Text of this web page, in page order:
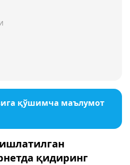
қўшимча маълумот
қидиринг